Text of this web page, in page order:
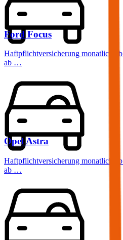
Ford Focus
Haftpflichtversicherung monatlich ab
ab …
Opel Astra
Haftpflichtversicherung monatlich ab
ab …